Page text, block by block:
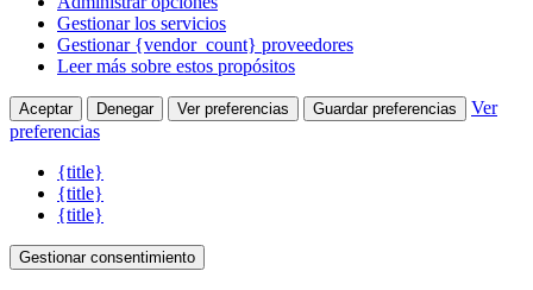
Gestionar los servicios
Gestionar {vendor_count} proveedores
Leer más sobre estos propósitos
Aceptar Denegar Ver preferencias Guardar preferencias
Ver
preferencias
{title}
{title}
{title}
Gestionar consentimiento